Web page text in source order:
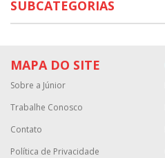
SUBCATEGORIAS
MAPA DO SITE
Sobre a Júnior
Trabalhe Conosco
Contato
Política de Privacidade